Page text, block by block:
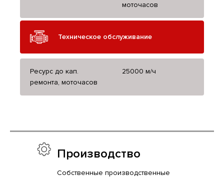
моточасов
Техническое обслуживание
Ресурс до кап.
ремонта, моточасов
25000 м/ч
Производство
Собственные производственные